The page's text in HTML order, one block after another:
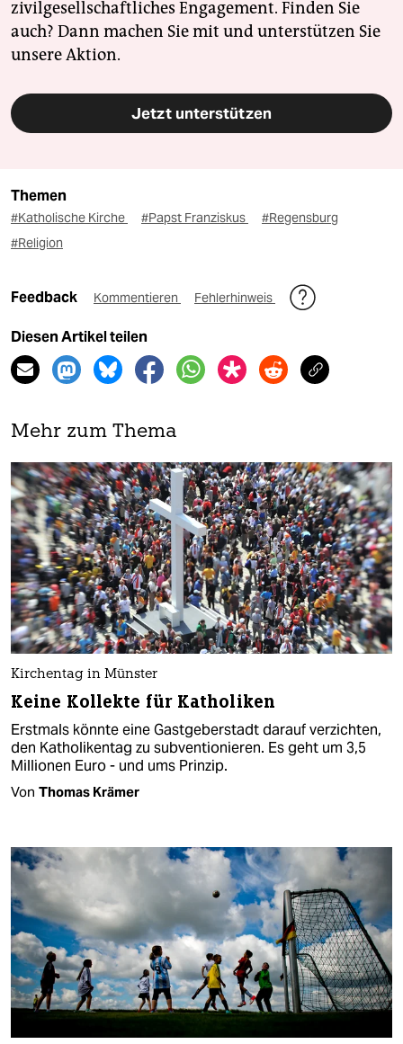
zivilgesellschaftliches Engagement. Finden Sie
auch? Dann machen Sie mit und unterstützen Sie
unsere Aktion.
Jetzt unterstützen
Themen
#Katholische Kirche #Papst Franziskus
#Regensburg
#Religion
Feedback Kommentieren Fehlerhinweis
Diesen Artikel teilen
Mehr zum Thema
Kirchentag in Münster
Keine Kollekte für Katholiken
Erstmals könnte eine Gastgeberstadt darauf verzichten,
den Katholikentag zu subventionieren. Es geht um 3,5
Millionen Euro - und ums Prinzip.
Von Thomas Krämer